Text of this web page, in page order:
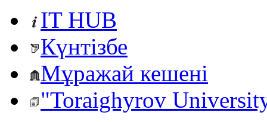
IT HUB
Күнтізбе
Мұражай кешені
"Toraighyrov